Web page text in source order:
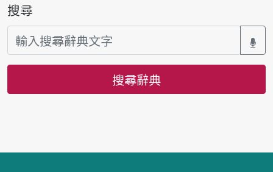
搜尋
搜尋辭典